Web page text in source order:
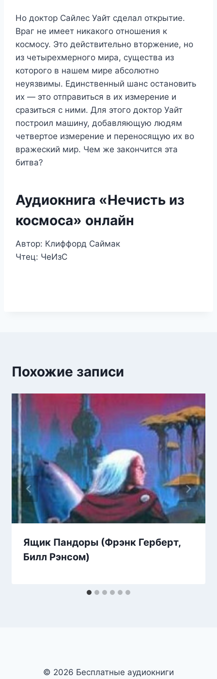
Но доктор Сайлес Уайт сделал открытие.
Враг не имеет никакого отношения к
космосу. Это действительно вторжение, но
из четырехмерного мира, существа из
которого в нашем мире абсолютно
неуязвимы. Единственный шанс остановить
их — это отправиться в их измерение и
сразиться с ними. Для этого доктор Уайт
построил машину, добавляющую людям
четвертое измерение и переносящую их во
вражеский мир. Чем же закончится эта
битва?
Аудиокнига «Нечисть из
космоса» онлайн
Автор: Клиффорд Саймак
Чтец: ЧеИзС
Похожие записи
Ящик Пандоры (Фрэнк Герберт,
Билл Рэнсом)
© 2026 Бесплатные аудиокниги